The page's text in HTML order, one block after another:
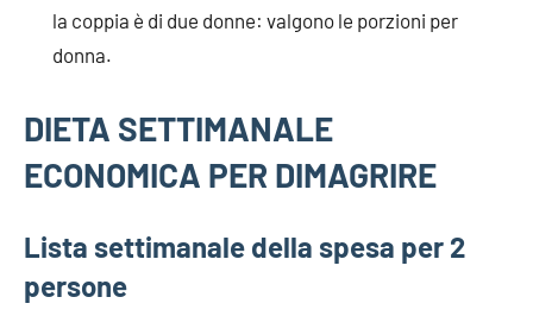
la coppia è di due donne: valgono le porzioni per
donna.
DIETA SETTIMANALE
ECONOMICA PER DIMAGRIRE
Lista settimanale della spesa per 2
persone